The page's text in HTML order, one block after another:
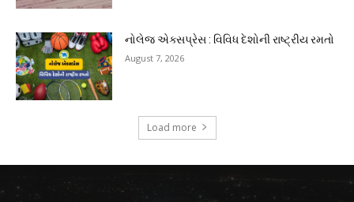
નોલેજ એક્સપ્રેસ : વિવિધ દેશોની રાષ્ટ્રીય રમતો
August 7, 2026
Load more